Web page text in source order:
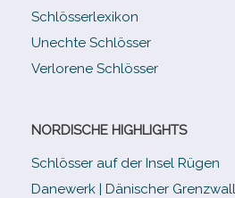
Schlösserlexikon
Unechte Schlösser
Verlorene Schlösser
NORDISCHE HIGHLIGHTS
Schlösser auf der Insel Rügen
Danewerk | Dänischer Grenzwall